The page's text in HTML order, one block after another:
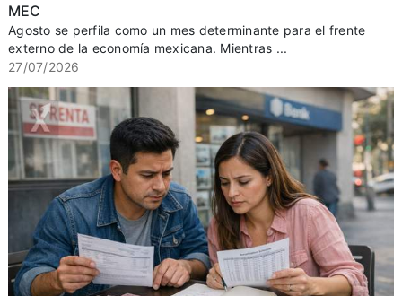
MEC
Agosto se perfila como un mes determinante para el frente
externo de la economía mexicana. Mientras ...
27/07/2026